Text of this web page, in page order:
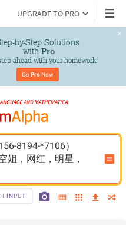
UPGRADE TO PRO
by-Step Solutions
with Pro
ahead with your homework
Go Pro Now
8194-*7106）
姐，网红，明星，
INPUT